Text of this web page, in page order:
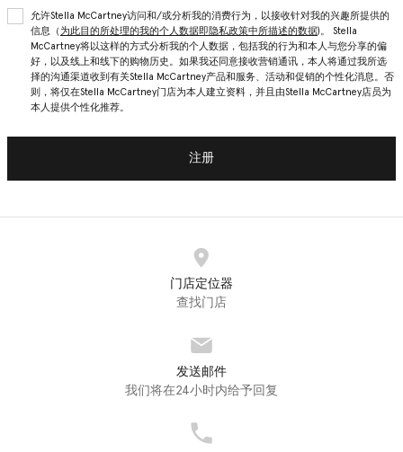
允许Stella McCartney访问和/或分析我的消费行为，以接收针对我的兴趣所提供的
信息（ 为此目的所处理的我的个人数据即隐私政策中所描述的数据)。 Stella
McCartney将以这样的方式分析我的个人数据，包括我的行为和本人与您分享的偏
好，以及线上和线下的购物历史。如果我还同意接收营销通讯，本人将通过我所选
择的沟通渠道收到有关Stella McCartney产品和服务、活动和促销的个性化消息。否
则，将仅在Stella McCartney门店为本人建立资料，并且由Stella McCartney店员为
本人提供个性化推荐。
注册
门店定位器
查找门店
发送邮件
我们将在24小时内给予回复